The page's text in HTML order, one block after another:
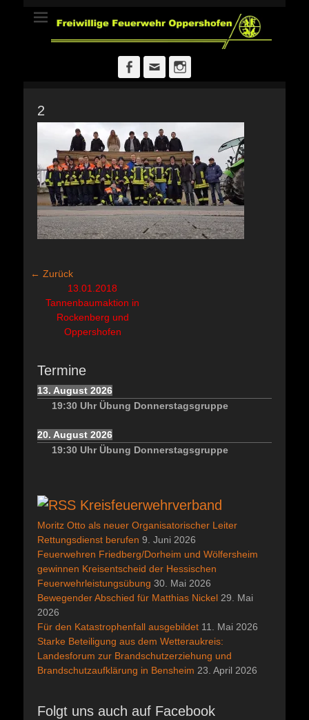
Freiwillige
Feuerwehr
Oppershofen
Facebook
Mail
2
Beitragsnavigation
← Zurück
Vorheriger
Beitrag:
13.01.2018
Tannenbaumaktion in
Rockenberg und
Oppershofen
Termine
13. August 2026
19:30 Uhr Übung Donnerstagsgruppe
20. August 2026
19:30 Uhr Übung Donnerstagsgruppe
Kreisfeuerwehrverband
Moritz Otto als neuer Organisatorischer Leiter
Rettungsdienst berufen 9. Juni 2026
Feuerwehren Friedberg/Dorheim und Wölfersheim
gewinnen Kreisentscheid der Hessischen
Feuerwehrleistungsübung 30. Mai 2026
Bewegender Abschied für Matthias Nickel 29. Mai
2026
Für den Katastrophenfall ausgebildet 11. Mai 2026
Starke Beteiligung aus dem Wetteraukreis:
Landesforum zur Brandschutzerziehung und
Brandschutzaufklärung in Bensheim 23. April 2026
Folgt uns auch auf Facebook